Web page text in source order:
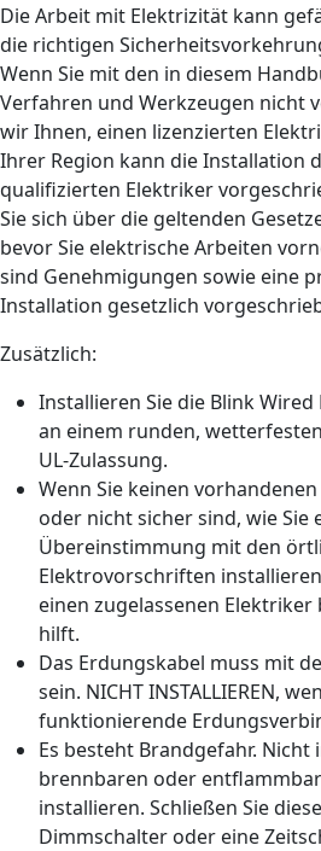
Die Arbeit mit Elektrizität kann
die richtigen
Wenn Sie mit den in diesem
Verfahren und Werkzeugen nicht
wir Ihnen, einen lizenzierten
Ihrer Region kann die Installation
qualifizierten Elektriker
Sie sich über die geltenden
bevor Sie elektrische Arbeiten
sind Genehmigungen sowie eine
Installation gesetzlich
Zusätzlich:
Installieren Sie die Blink
an einem runden,
UL-Zulassung.
Wenn Sie keinen
oder nicht sicher sind, wie Sie
Übereinstimmung mit den
Elektrovorschriften
einen zugelassenen
hilft.
Das Erdungskabel muss mit
sein. NICHT INSTALLIEREN,
funktionierende
Es besteht Brandgefahr. Nicht
brennbaren oder
installieren. Schließen Sie
Dimmschalter oder eine